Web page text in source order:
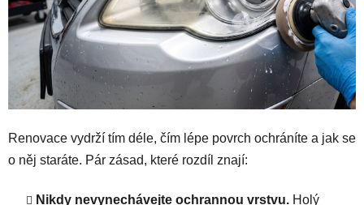
Renovace vydrží tím déle, čím lépe povrch ochráníte a jak se
o něj staráte. Pár zásad, které rozdíl znají:
Nikdy nevynechávejte ochrannou vrstvu. Holý